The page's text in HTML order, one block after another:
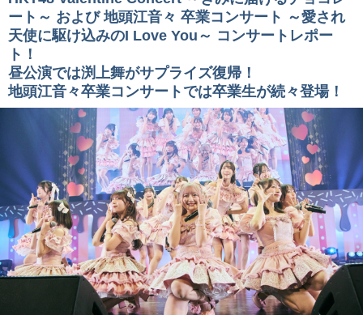
ート～ および 地頭江音々 卒業コンサート ～愛され
天使に駆け込みのI Love You～ コンサートレポー
ト！
昼公演では渕上舞がサプライズ復帰！
地頭江音々卒業コンサートでは卒業生が続々登場！